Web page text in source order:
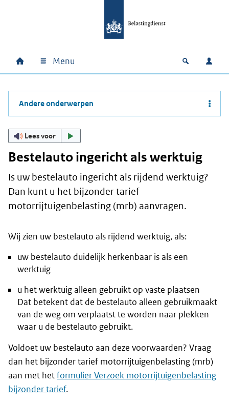
Hoofdnavigatie
Home Menu Open
Andere onderwerpen
Lees voor
Bestelauto ingericht als werktuig
Is uw bestelauto ingericht als rijdend werktuig?
Dan kunt u het bijzonder tarief
motorrijtuigenbelasting (mrb) aanvragen.
Wij zien uw bestelauto als rijdend werktuig, als:
uw bestelauto duidelijk herkenbaar is als een
werktuig
u het werktuig alleen gebruikt op vaste plaatsen
Dat betekent dat de bestelauto alleen gebruikmaakt
van de weg om verplaatst te worden naar plekken
waar u de bestelauto gebruikt.
Voldoet uw bestelauto aan deze voorwaarden? Vraag
dan het bijzonder tarief motorrijtuigenbelasting (mrb)
aan met hetformulier Verzoek motorrijtuigenbelasting
bijzonder tarief.